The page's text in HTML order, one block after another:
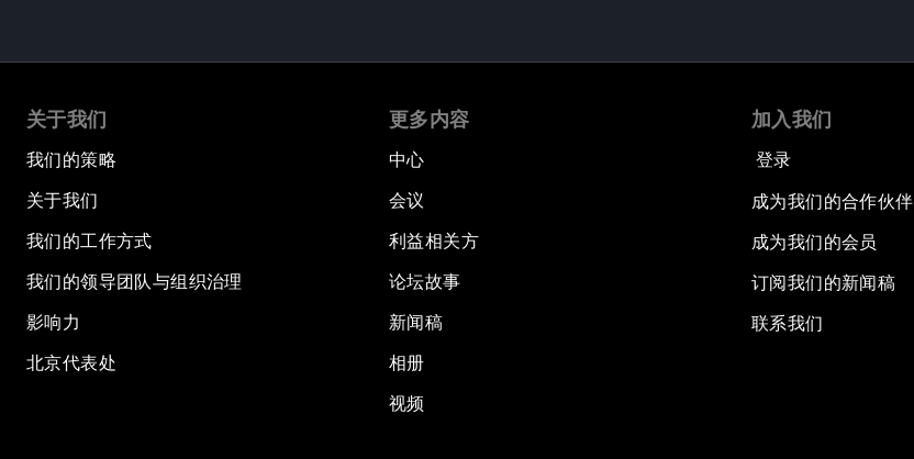
关于我们
我们的策略
关于我们
我们的工作方式
我们的领导团队与组织治理
影响力
北京代表处
更多内容
中心
会议
利益相关方
论坛故事
新闻稿
相册
视频
加入我们
登录
成为我们的合作伙伴
成为我们的会员
订阅我们的新闻稿
联系我们